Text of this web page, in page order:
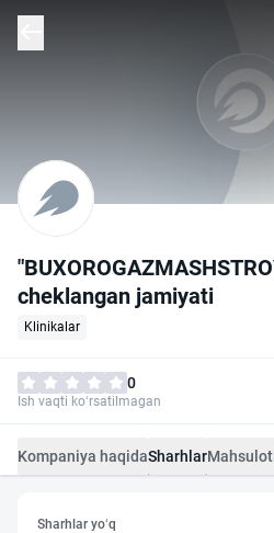
cheklangan jamiyati
Klinikalar
0
Ish vaqti ko‘rsatilmagan
Kompaniya haqidaSharhlar
Sharhlar yo‘q